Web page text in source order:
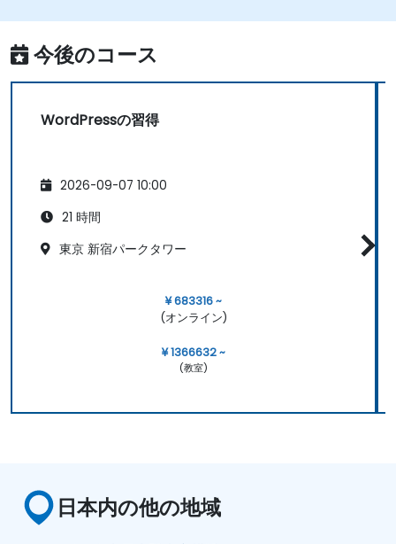
ズ方法、プラグインの管理方法、サイト設定の最
適化手法についても詳しく解説します。本講座を
通じて、自身で自信を持ってウェブサイトを作成
し維持できるようになります。
今後のコース
WordPressの習得
2026-09-07 10:00
21 時間
東京 新宿パークタワー
¥ 683316 ~
(オンライン)
¥ 1366632 ~
(教室)
日本内の他の地域